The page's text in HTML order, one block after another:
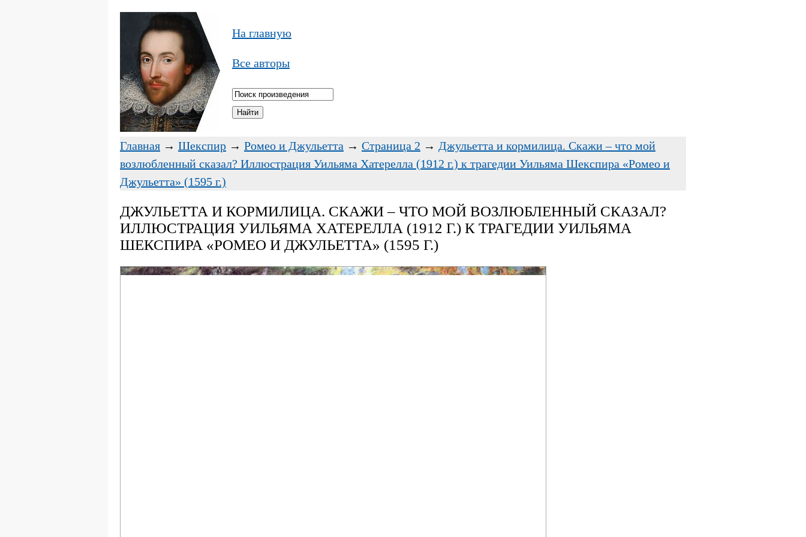
На главную
Все авторы
Главная → Шекспир → Ромео и Джульетта → Страница 2 → Джульетта и кормилица. Скажи – что мой
возлюбленный сказал? Иллюстрация Уильяма Хатерелла (1912 г.) к трагедии Уильяма Шекспира «Ромео и
Джульетта» (1595 г.)
ДЖУЛЬЕТТА И КОРМИЛИЦА. СКАЖИ – ЧТО МОЙ ВОЗЛЮБЛЕННЫЙ СКАЗАЛ?
ИЛЛЮСТРАЦИЯ УИЛЬЯМА ХАТЕРЕЛЛА (1912 Г.) К ТРАГЕДИИ УИЛЬЯМА
ШЕКСПИРА «РОМЕО И ДЖУЛЬЕТТА» (1595 Г.)